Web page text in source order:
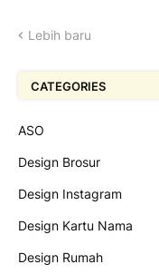
Lebih baru
CATEGORIES
ASO
Design Brosur
Design Instagram
Design Kartu Nama
Design Rumah